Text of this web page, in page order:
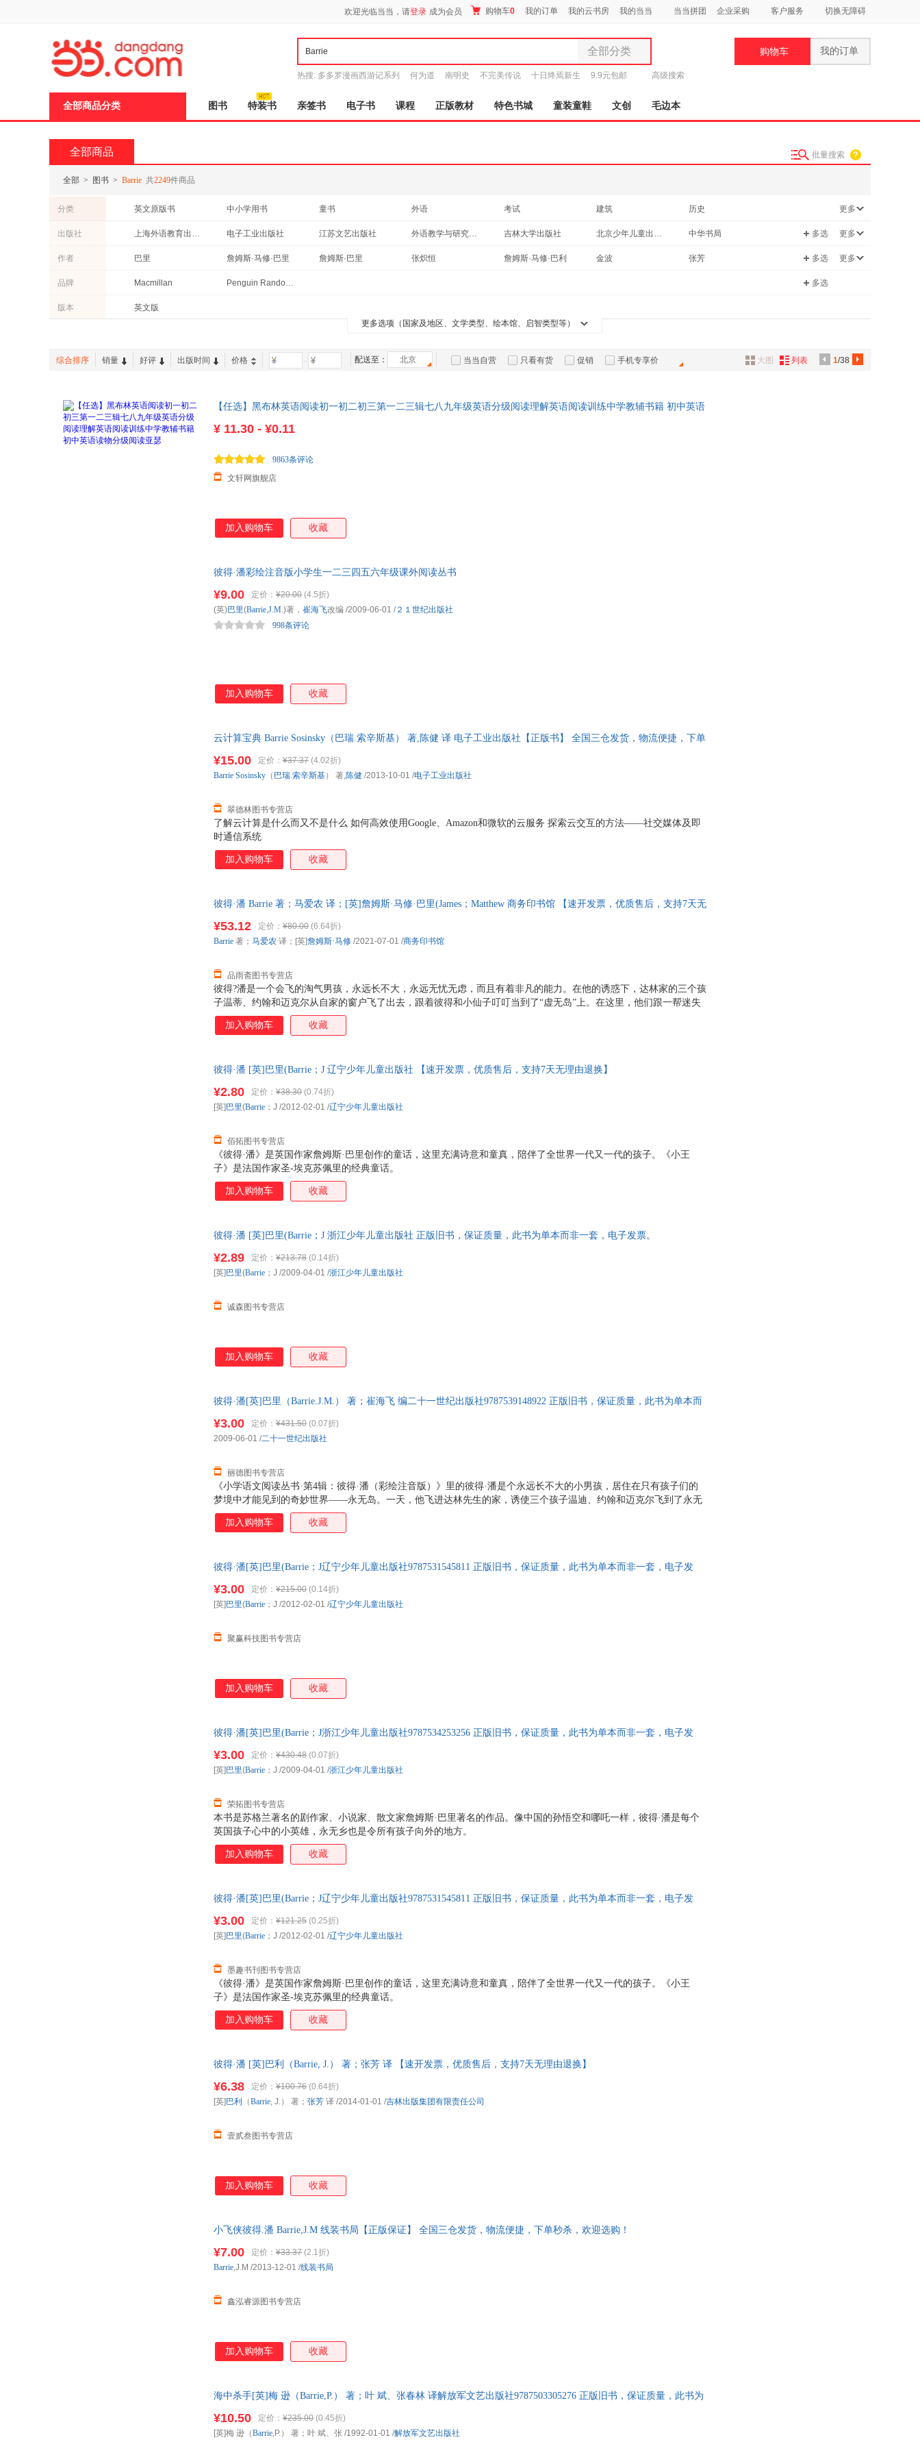
欢迎光临当当，请登录 成为会员 购物车0 我的订单 我的云书房 我的当当 当当拼团 企业采购 客户服务 切换无障碍
全部分类
全部分类
图书
电子书
玩具
童装童鞋
家居日用
箱包皮具
汽车用品
手机通讯
热搜: 多多罗漫画西游记系列 何为道 南明史 不完美传说 十日终焉新生 9.9元包邮 高级搜索
购物车 我的订单
全部商品分类 图书 特装书 亲签书 电子书 课程 正版教材 特色书城 童装童鞋 文创 毛边本
全部商品 批量搜索
全部 > 图书 > Barrie 共2249件商品
分类 英文原版书 中小学用书 童书 外语 考试 建筑
历史
艺术
成功/励志 小说 科普读物 文学 计算机/网络
社会科学
更多
出版社 上海外语教育出版社 电子工业出版社 江苏文艺出版社 外语教学与研究出版社 吉林大学出版社 北京少年儿童出版社
中华书局
世界图书出版公司
旅游教育出版社 译林出版社 天津人民出版社 接力出版社
商务印书馆
浙江大学出版社
浙江文艺出版社
多选 更多
作者 巴里 詹姆斯·马修·巴里 詹姆斯·巴里 张炽恒 詹姆斯·马修·巴利 金波
张芳
马爱农
李爽
多选 更多
品牌 Macmillan Penguin Random House 多选
版本
英文版
更多选项（国家及地区、文学类型、绘本馆、启智类型等）
综合排序 销量 好评 出版时间 价格 - 配送至： 北京 当当自营 只看有货 促销 手机专享价 1/38
大图 列表
【任选】黑布林英语阅读初一初二初三第一二三辑七八九年级英语分级阅读理解英语阅读训练中学教辅书籍 初中英语
¥ 11.30 - ¥0.11
文轩网旗舰店
9863条评论
加入购物车 收藏
彼得·潘彩绘注音版小学生一二三四五六年级课外阅读丛书
¥9.00 定价： ¥20.00 (4.5折)
998条评论
(英)巴里(Barrie,J.M.)著， 崔海飞改编 /2009-06-01 /２１世纪出版社
加入购物车 收藏
云计算宝典 Barrie Sosinsky（巴瑞.索辛斯基） 著,陈健 译 电子工业出版社【正版书】 全国三仓发货，物流便捷，下单
了解云计算是什么而又不是什么 如何高效使用Google、Amazon和微软的云服务 探索云交互的方法——社交媒体及即
时通信系统
¥15.00 定价： ¥37.37 (4.02折)
翠德林图书专营店
Barrie Sosinsky （ 巴瑞.索辛斯基） 著,陈健 /2013-10-01 /电子工业出版社
加入购物车 收藏
彼得·潘 Barrie 著；马爱农 译；[英]詹姆斯·马修·巴里(James；Matthew 商务印书馆 【速开发票，优质售后，支持7天无
彼得?潘是一个会飞的淘气男孩，永远长不大，永远无忧无虑，而且有着非凡的能力。在他的诱惑下，达林家的三个孩
子温蒂、约翰和迈克尔从自家的窗户飞了出去，跟着彼得和小仙子叮叮当到了“虚无岛”上。在这里，他们跟一帮迷失
的男孩、野人和海盗们一起在岛上生存，经历了一场场冒险和战斗……
¥53.12 定价： ¥80.00 (6.64折)
品雨斋图书专营店
Barrie 著； 马爱农 译；[英]詹姆斯·马修 /2021-07-01 /商务印书馆
加入购物车 收藏
彼得·潘 [英]巴里(Barrie；J 辽宁少年儿童出版社 【速开发票，优质售后，支持7天无理由退换】
《彼得·潘》是英国作家詹姆斯·巴里创作的童话，这里充满诗意和童真，陪伴了全世界一代又一代的孩子。《小王
子》是法国作家圣-埃克苏佩里的经典童话。
¥2.80 定价： ¥38.30 (0.74折)
佰拓图书专营店
[英] 巴里(Barrie ；J /2012-02-01 /辽宁少年儿童出版社
加入购物车 收藏
彼得·潘 [英]巴里(Barrie；J 浙江少年儿童出版社 正版旧书，保证质量，此书为单本而非一套，电子发票。
¥2.89 定价： ¥213.78 (0.14折)
诚森图书专营店
[英] 巴里(Barrie ；J /2009-04-01 /浙江少年儿童出版社
加入购物车 收藏
彼得·潘[英]巴里（Barrie.J.M.） 著；崔海飞 编二十一世纪出版社9787539148922 正版旧书，保证质量，此书为单本而
《小学语文阅读丛书·第4辑：彼得·潘（彩绘注音版）》里的彼得·潘是个永远长不大的小男孩，居住在只有孩子们的
梦境中才能见到的奇妙世界——永无岛。一天，他飞进达林先生的家，诱使三个孩子温迪、约翰和迈克尔飞到了永无
岛。温迪成了岛上孩子们的小妈妈，他们和印第安人一道，与诡计多端的海盗船长胡克决一死战，发生了一系列惊险
的故事……后来，温迪带领弦子们回到家中。温迪长大成人并成为真正的妈妈，发生在永无岛的故事被渐渐淡忘。然
¥3.00 定价： ¥431.50 (0.07折)
丽德图书专营店
2009-06-01 /二十一世纪出版社
加入购物车 收藏
彼得·潘[英]巴里(Barrie；J辽宁少年儿童出版社9787531545811 正版旧书，保证质量，此书为单本而非一套，电子发
¥3.00 定价： ¥215.00 (0.14折)
聚赢科技图书专营店
[英] 巴里(Barrie ；J /2012-02-01 /辽宁少年儿童出版社
加入购物车 收藏
彼得·潘[英]巴里(Barrie；J浙江少年儿童出版社9787534253256 正版旧书，保证质量，此书为单本而非一套，电子发
本书是苏格兰著名的剧作家、小说家、散文家詹姆斯·巴里著名的作品。像中国的孙悟空和哪吒一样，彼得·潘是每个
英国孩子心中的小英雄，永无乡也是令所有孩子向外的地方。
¥3.00 定价： ¥430.48 (0.07折)
荣拓图书专营店
[英] 巴里(Barrie ；J /2009-04-01 /浙江少年儿童出版社
加入购物车 收藏
彼得·潘[英]巴里(Barrie；J辽宁少年儿童出版社9787531545811 正版旧书，保证质量，此书为单本而非一套，电子发
《彼得·潘》是英国作家詹姆斯·巴里创作的童话，这里充满诗意和童真，陪伴了全世界一代又一代的孩子。《小王
子》是法国作家圣-埃克苏佩里的经典童话。
¥3.00 定价： ¥121.25 (0.25折)
墨趣书刊图书专营店
[英] 巴里(Barrie ；J /2012-02-01 /辽宁少年儿童出版社
加入购物车 收藏
彼得·潘 [英]巴利（Barrie, J.） 著；张芳 译 【速开发票，优质售后，支持7天无理由退换】
¥6.38 定价： ¥100.76 (0.64折)
壹贰叁图书专营店
[英] 巴利 （Barrie, J.） 著； 张芳 译 /2014-01-01 /吉林出版集团有限责任公司
加入购物车 收藏
小飞侠彼得.潘 Barrie,J.M 线装书局【正版保证】 全国三仓发货，物流便捷，下单秒杀，欢迎选购！
¥7.00 定价： ¥33.37 (2.1折)
鑫泓睿源图书专营店
Barrie,J.M /2013-12-01 /线装书局
加入购物车 收藏
海中杀手[英]梅 逊（Barrie,P.） 著；叶 斌、张春林 译解放军文艺出版社9787503305276 正版旧书，保证质量，此书为
¥10.50 定价： ¥235.00 (0.45折)
[英]梅 逊（Barrie,P.） 著；叶 斌、张 /1992-01-01 /解放军文艺出版社
页